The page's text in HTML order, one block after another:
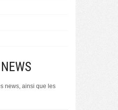
news, ainsi que les